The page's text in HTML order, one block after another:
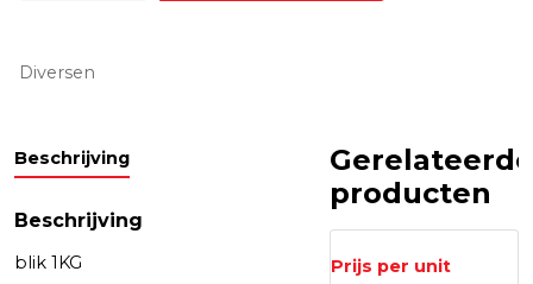
Diversen
Beschrijving
Beschrijving
blik 1KG
producten
Prijs per unit